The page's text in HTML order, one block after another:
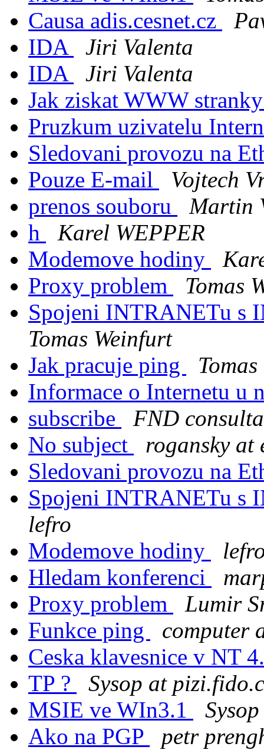
Causa adis.cesnet.cz
IDA
Jiri Valenta
IDA
Jiri Valenta
Jak ziskat WWW
Pruzkum uzivatelu
Sledovani provozu na
Pouze E-mail
Vojtech
prenos souboru
Martin
h
Karel WEPPER
Modemove hodiny
Proxy problem
Tomas
Spojeni INTRANETu s
Tomas Weinfurt
Jak pracuje ping
Informace o Internetu u
subscribe
FND
No subject
rogansky at
Sledovani provozu na
Spojeni INTRANETu s
lefro
Modemove hodiny
Hledam konferenci
Proxy problem
Lumir
Funkce ping
computer
Ceska klavesnice v NT
TP ?
Sysop at
MSIE ve WIn3.1
Ako na PGP
petr